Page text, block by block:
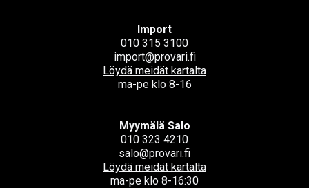
Import
010 315 3100
import@provari.fi
Löydä meidät kartalta
ma-pe klo 8-16
Myymälä Salo
010 323 4210
salo@provari.fi
Löydä meidät kartalta
ma-pe klo 8-16:30